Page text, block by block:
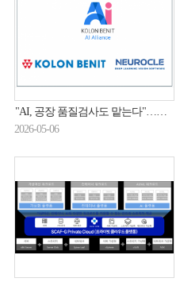
"AI, 공장 품질검사도 맡는다"…코오롱베니트, 제조 AX 속도전
2026-05-06